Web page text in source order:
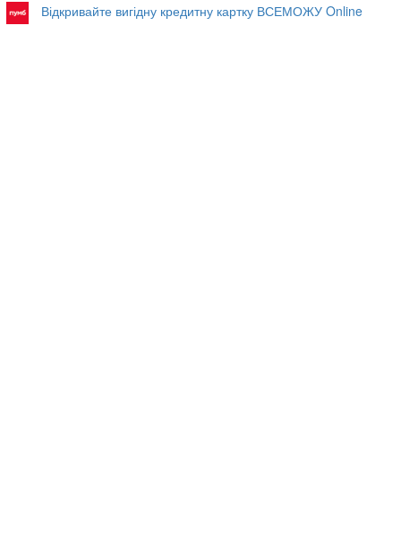
Відкривайте вигідну кредитну картку ВСЕМОЖУ Online